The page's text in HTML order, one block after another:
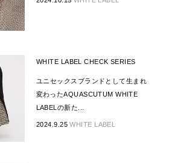
WHITE LABEL CHECK SERIES
ユニセックスブランドとして生まれ
変わったAQUASCUTUM WHITE
LABELの新た...
2024.9.25WHITE LABEL